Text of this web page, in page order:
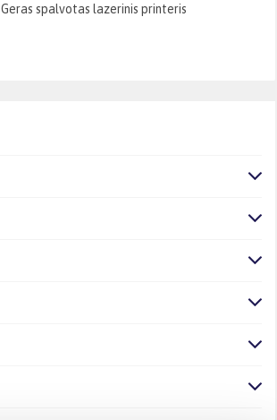
Geras spalvotas lazerinis printeris